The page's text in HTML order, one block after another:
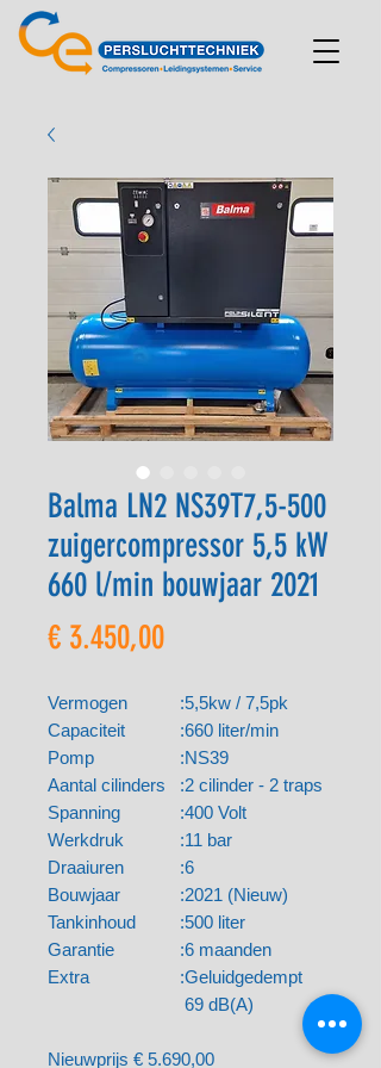
Balma LN2 NS39T7,5-500
zuigercompressor 5,5 kW
660 l/min bouwjaar 2021
€ 3.450,00Prijs
Vermogen :5,5kw / 7,5pk
Capaciteit
:660 liter/min
Pomp
:NS39
Aantal cilinders :2 cilinder - 2 traps
Spanning
:400 Volt
Werkdruk
:11 bar
Draaiuren
:6
Bouwjaar
:2021 (Nieuw)
Tankinhoud
:500 liter
Garantie
:6 maanden
Extra
:Geluidgedempt
69 dB(A)
Nieuwprijs € 5.690,00